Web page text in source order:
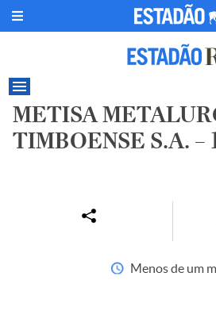
METISA
TIMBOENSE S.A. –
Menos de um